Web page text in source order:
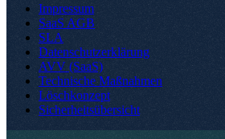
Impressum
SaaS AGB
SLA
Datenschutzerklärung
AVV (SaaS)
Technische Maßnahmen
Löschkonzept
Sicherheitsübersicht